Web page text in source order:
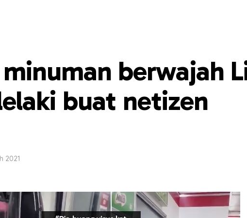
minuman berwajah
buat netizen
2021